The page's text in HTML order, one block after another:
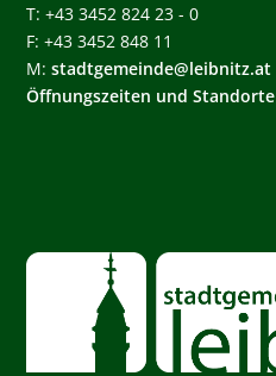
T: +43 3452 824 23 - 0
F: +43 3452 848 11
M:stadtgemeinde@leibnitz.at
Öffnungszeiten und Standorte